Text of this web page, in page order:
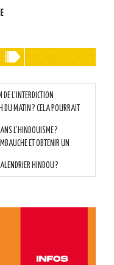
DE L'INTERDICTION
MATIN ? CELA POURRAIT
L’HINDOUISME ?
ET OBTENIR UN
HINDOU ?